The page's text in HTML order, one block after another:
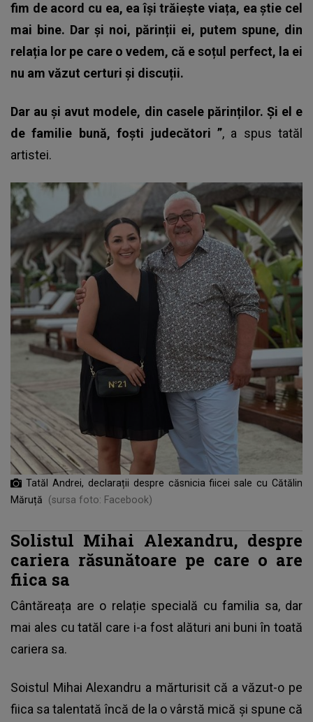
fim de acord cu ea, ea își trăiește viața, ea știe cel
mai bine. Dar și noi, părinții ei, putem spune, din
relația lor pe care o vedem, că e soțul perfect, la ei
nu am văzut certuri și discuții.
Dar au și avut modele, din casele părinților. Și el e
de familie bună, foști judecători ”, a spus tatăl
artistei.
Tatăl Andrei, declarații despre căsnicia fiicei sale cu Cătălin
Măruță
(sursa foto: Facebook)
Solistul Mihai Alexandru, despre
cariera răsunătoare pe care o are
fiica sa
Cântăreața are o relație specială cu familia sa, dar
mai ales cu tatăl care i-a fost alături ani buni în toată
cariera sa.
Soistul Mihai Alexandru a mărturisit că a văzut-o pe
fiica sa talentată încă de la o vârstă mică și spune că